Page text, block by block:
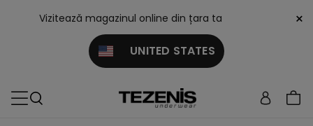
Vizitează magazinul online din țara ta
UNITED STATES
×